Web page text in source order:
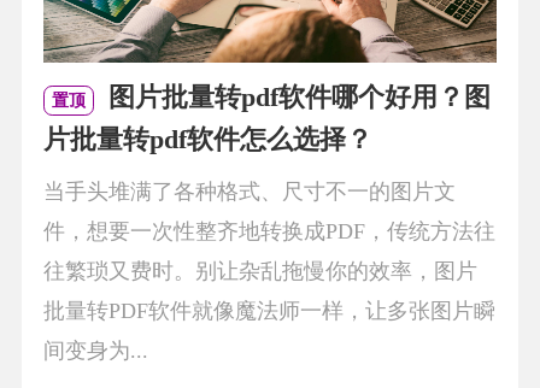
置顶
图片批量转pdf软件哪个好用？图
片批量转pdf软件怎么选择？
当手头堆满了各种格式、尺寸不一的图片文
件，想要一次性整齐地转换成PDF，传统方法往
往繁琐又费时。别让杂乱拖慢你的效率，图片
批量转PDF软件就像魔法师一样，让多张图片瞬
间变身为...